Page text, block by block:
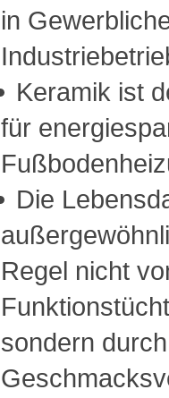
in
Keramik ist
für
Die
Regel nicht
sondern